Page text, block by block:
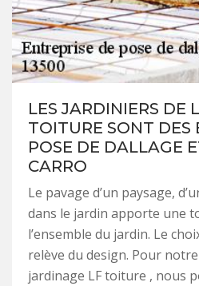
LES JARDINIERS DE
TOITURE SONT DES
POSE DE DALLAGE
CARRO
Le pavage d’un paysage,
dans le jardin apporte une
l’ensemble du jardin. Le
relève du design. Pour
jardinage LF toiture , nous